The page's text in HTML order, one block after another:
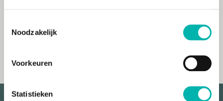
Noodzakelijk
Voorkeuren
Statistieken
eigenlijk ben – als partner, vader, mens.